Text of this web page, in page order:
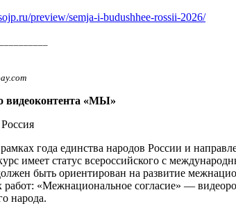
preview/semja-i-budushhee-rossii-2026/
видеоконтента «МЫ»
года единства народов России и
имеет статус всероссийского с
быть ориентирован на развитие
работ: «Межнациональное согласие» —
народа.